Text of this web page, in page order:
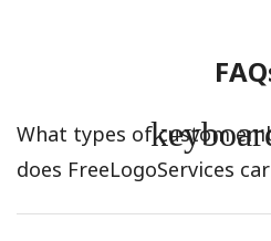
What types of custom
does FreeLogoServices